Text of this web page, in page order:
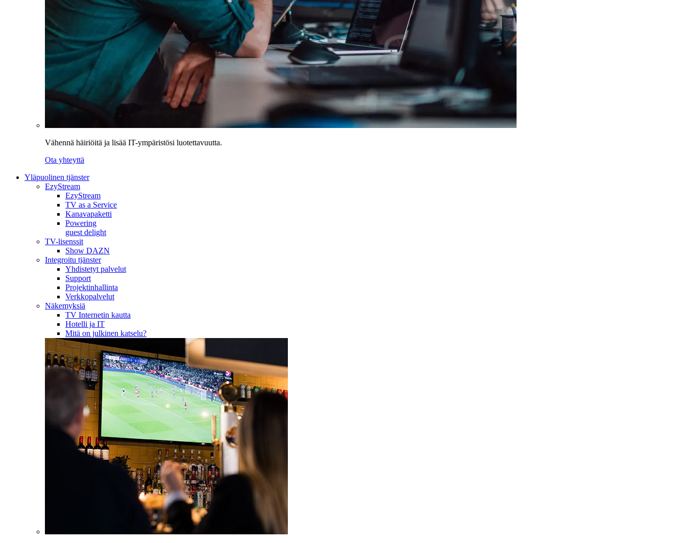
Vähennä häiriöitä ja lisää IT-ympäristösi luotettavuutta.
Ota yhteyttä
Yläpuolinen tjänster
EzyStream
EzyStream
TV as a Service
Kanavapaketti
Powering
guest delight
TV-lisenssit
Show DAZN
Integroitu tjänster
Yhdistetyt palvelut
Support
Projektinhallinta
Verkkopalvelut
Näkemyksiä
TV Internetin kautta
Hotelli ja IT
Mitä on julkinen katselu?